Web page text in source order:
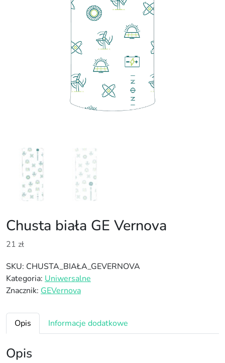
Chusta biała GE Vernova
21 zł
SKU: CHUSTA_BIAŁA_GEVERNOVA
Kategoria: Uniwersalne
Znacznik: GEVernova
Opis Informacje dodatkowe
Opis